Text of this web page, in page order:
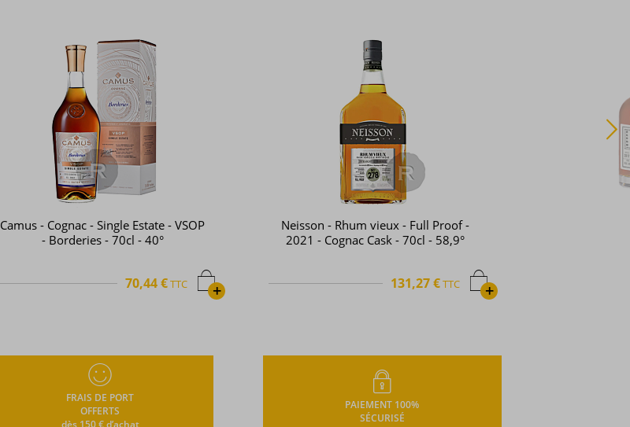
Camus - Cognac - Single Estate - VSOP
- Borderies - 70cl - 40°
+
70,44 €TTC
Neisson - Rhum vieux - Full Proof -
2021 - Cognac Cask - 70cl - 58,9°
+
131,27 €TTC
FRAIS DE PORT
OFFERTS
PAIEMENT 100%
SÉCURISÉ